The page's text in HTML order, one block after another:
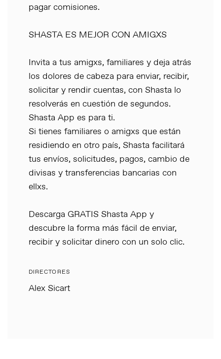
pagar comisiones.
SHASTA ES MEJOR CON AMIGXS
Invita a tus amigxs, familiares y deja atrás
los dolores de cabeza para enviar, recibir,
solicitar y rendir cuentas, con Shasta lo
resolverás en cuestión de segundos.
Shasta App es para ti.
Si tienes familiares o amigxs que están
residiendo en otro país, Shasta facilitará
tus envíos, solicitudes, pagos, cambio de
divisas y transferencias bancarias con
ellxs.
Descarga GRATIS Shasta App y
descubre la forma más fácil de enviar,
recibir y solicitar dinero con un solo clic.
DIRECTORES
Alex Sicart